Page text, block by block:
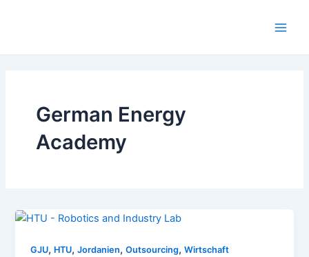
German Energy
Academy
GJU, HTU,Jordanien,Outsourcing,Wirtschaft